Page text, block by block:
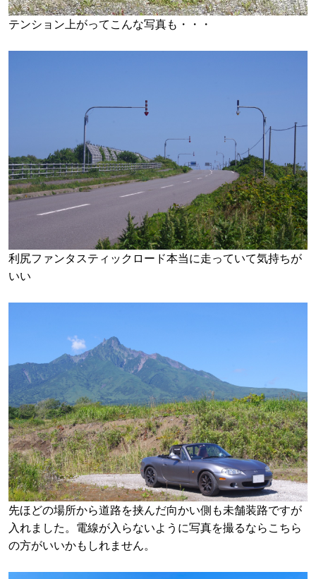
テンション上がってこんな写真も・・・
利尻ファンタスティックロード本当に走っていて気持ちが
いい
先ほどの場所から道路を挟んだ向かい側も未舗装路ですが
入れました。電線が入らないように写真を撮るならこちら
の方がいいかもしれません。